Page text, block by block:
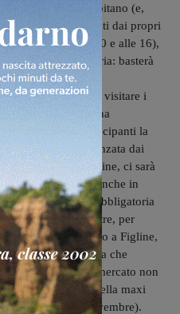
gli animali che la abitano (e,
essere accompagnati dai propri
turni (alle 10.30 e alle 16),
è obbligatoria: basterà
scrivere alla mail
sarà possibile visitare i
con una
spiegata ai partecipanti la
connessa e influenzata dai
dell’ambiente. Infine, ci sarà
Gin e Timo. Anche in
e la prenotazione obbligatoria
348 7804197.Inoltre, per
Marsilio Ficino a Figline,
apertura che
quando il mercato non
di allestimento della maxi
dal 10 al 12 novembre).